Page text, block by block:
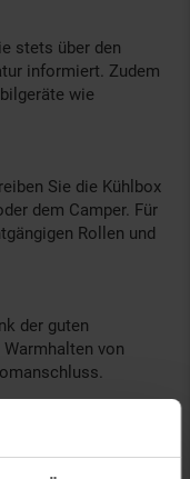
stets über den
informiert. Zudem
wie
Sie die Kühlbox
dem Camper. Für
Rollen und
der guten
von